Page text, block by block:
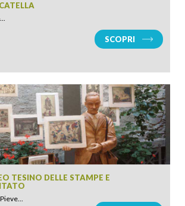
SCOPRI
TESINO DELLE STAMPE E